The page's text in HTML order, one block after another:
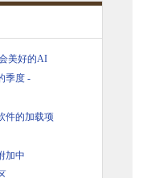
美好的AI
季度 -
件的加载项
加中